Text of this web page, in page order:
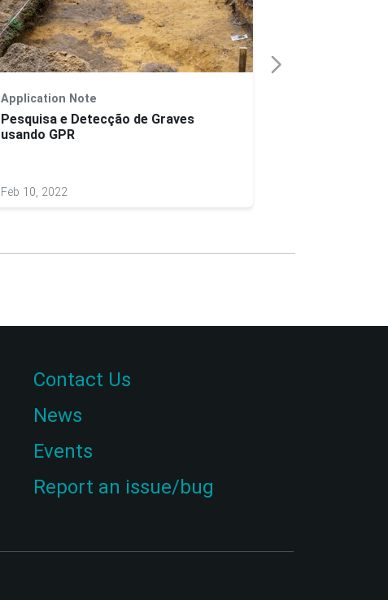
Application Note
Pesquisa e Detecção de Graves
usando GPR
Feb 10, 2022
Contact Us
News
Events
Report an issue/bug